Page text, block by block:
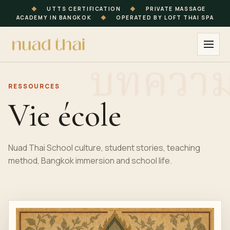
◆ UTTS CERTIFICATION ◆
PRIVATE MASSAGE
ACADEMY IN BANGKOK
◆ OPERATED BY LOFT THAI SPA
RESSOURCES
Vie école
Nuad Thai School culture, student stories, teaching
method, Bangkok immersion and school life.